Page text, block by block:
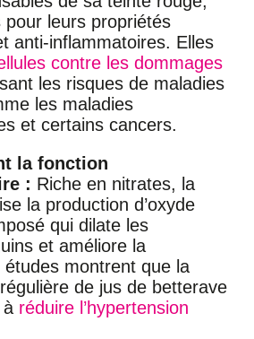
leurs propriétés
anti-inflammatoires. Elles
contre les dommages
les risques de maladies
les maladies
et certains cancers.
la fonction
: Riche en nitrates, la
la production d’oxyde
qui dilate les
et améliore la
montrent que la
de jus de betterave
à réduire l’hypertension